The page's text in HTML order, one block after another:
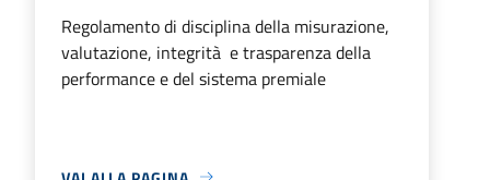
Regolamento di disciplina della misurazione,
valutazione, integrità e trasparenza della
performance e del sistema premiale